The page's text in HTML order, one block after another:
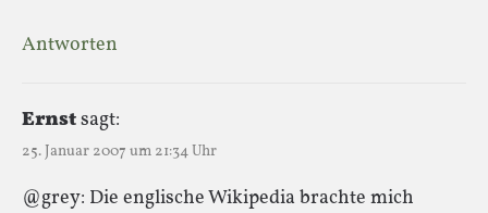
Antworten
Ernstsagt:
25. Januar 2007 um 21:34 Uhr
@grey: Die englische Wikipedia brachte mich